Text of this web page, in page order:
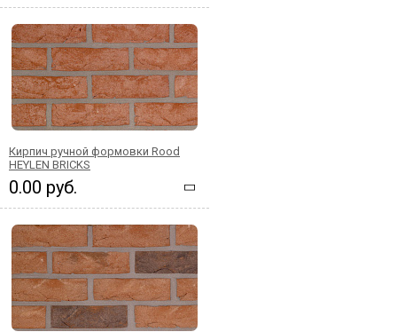
Кирпич ручной формовки Rood
HEYLEN BRICKS
0.00 руб.